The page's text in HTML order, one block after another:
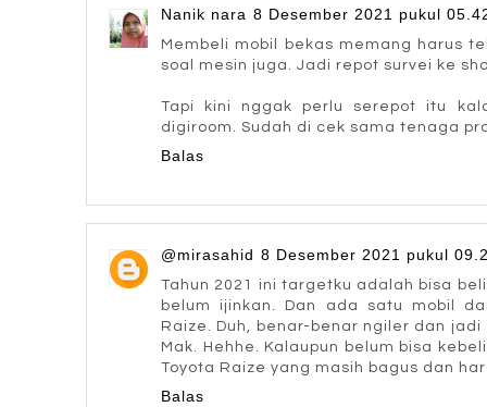
Nanik nara 8 Desember 2021 pukul
Membeli mobil bekas memang harus
soal mesin juga. Jadi repot survei ke
Tapi kini nggak perlu serepot itu
digiroom. Sudah di cek sama tenaga
Balas
@mirasahid 8 Desember 2021 pukul
Tahun 2021 ini targetku adalah bisa
belum ijinkan. Dan ada satu mobil
Raize. Duh, benar-benar ngiler dan
Mak. Hehhe. Kalaupun belum bisa
Toyota Raize yang masih bagus dan
Balas